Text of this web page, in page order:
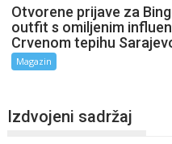
Otvorene prijave za
outfit s omiljenim
Crvenom tepihu
Magazin
Izdvojeni sadržaj